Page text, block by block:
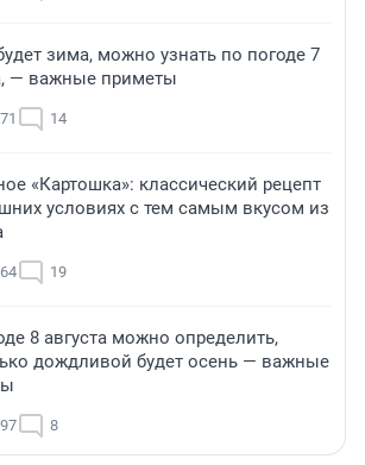
зима, можно узнать по погоде 7
— важные приметы
14
«Картошка»: классический рецепт
условиях с тем самым вкусом из
19
8 августа можно определить,
дождливой будет осень — важные
8